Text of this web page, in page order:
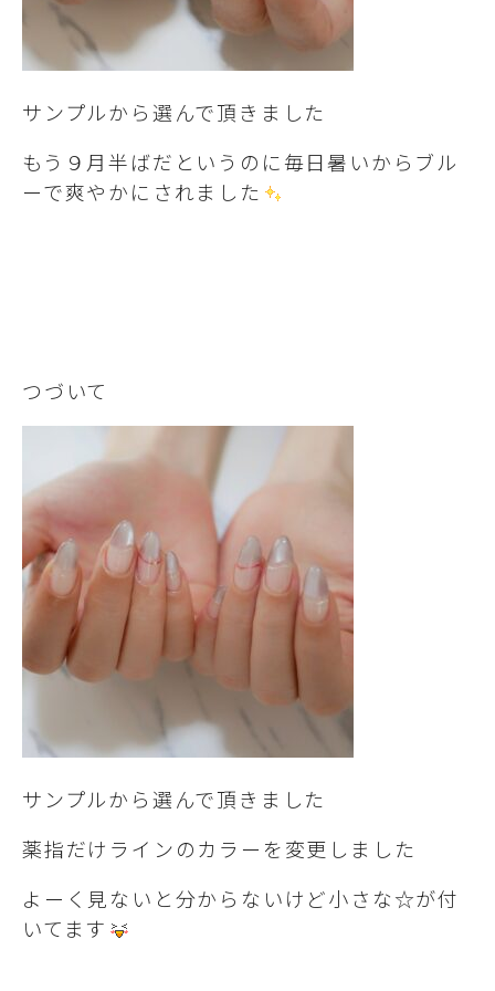
サンプルから選んで頂きました
もう９月半ばだというのに毎日暑いからブル
ーで爽やかにされました
つづいて
サンプルから選んで頂きました
薬指だけラインのカラーを変更しました
よーく見ないと分からないけど小さな☆が付
いてます